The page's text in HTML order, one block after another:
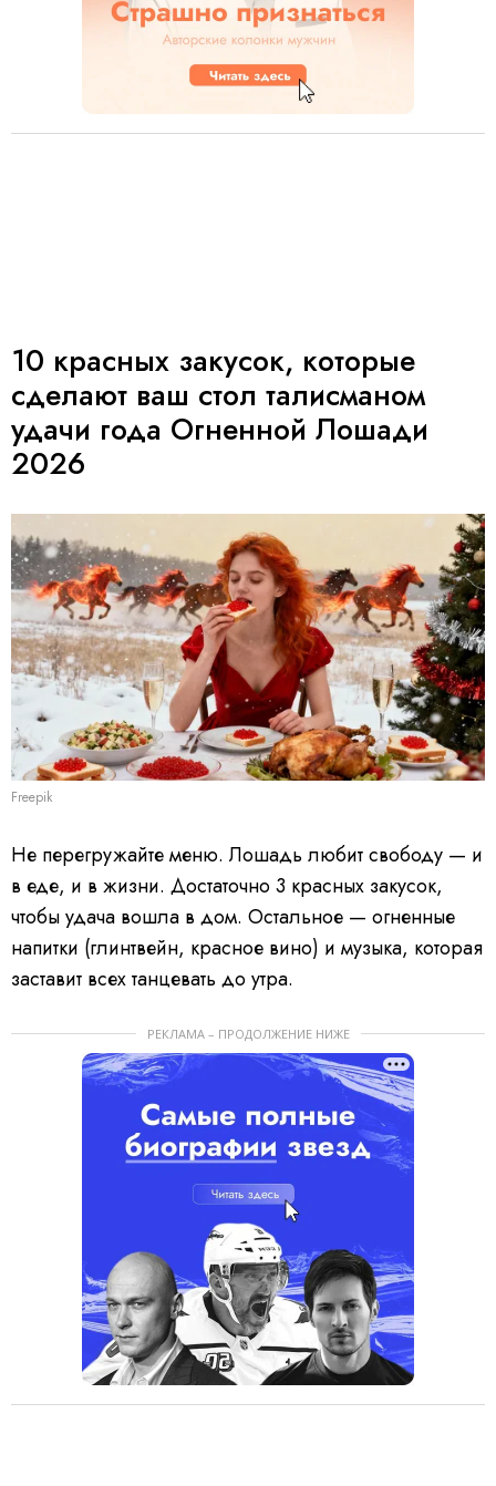
10 красных закусок, которые
сделают ваш стол талисманом
удачи года Огненной Лошади
2026
Freepik
Не перегружайте меню. Лошадь любит свободу — и
в еде, и в жизни. Достаточно 3 красных закусок,
чтобы удача вошла в дом. Остальное — огненные
напитки (глинтвейн, красное вино) и музыка, которая
заставит всех танцевать до утра.
РЕКЛАМА – ПРОДОЛЖЕНИЕ НИЖЕ